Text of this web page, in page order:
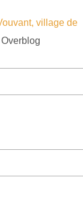
village de